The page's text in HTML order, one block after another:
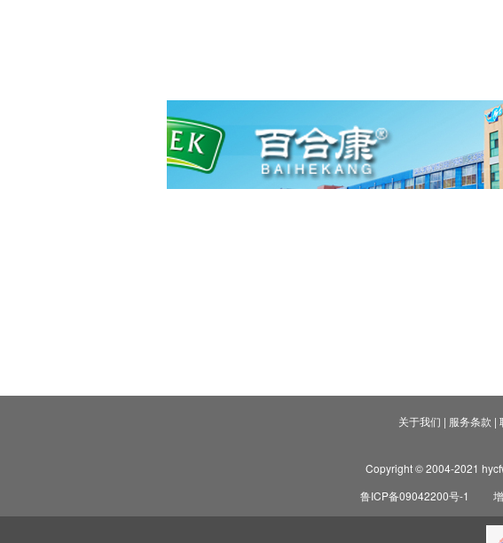
关于我们 | 服务条款 |
Copyright © 2004-2021
鲁ICP备09042200号-1